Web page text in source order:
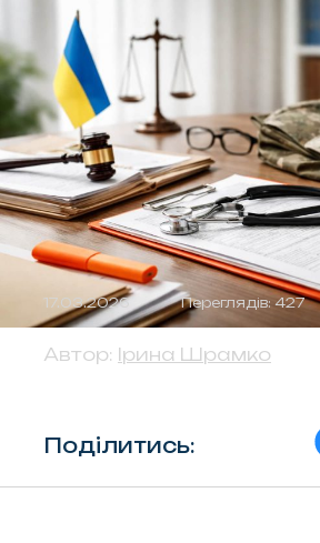
17.03.2026 Переглядів: 427
Автор: Ірина Шрамко
Поділитись: